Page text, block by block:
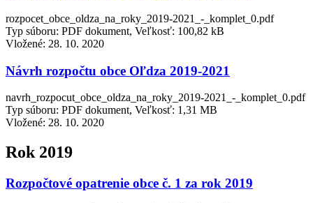
rozpocet_obce_oldza_na_roky_2019-2021_-_komplet_0.pdf
Typ súboru: PDF dokument, Veľkosť: 100,82 kB
Vložené: 28. 10. 2020
Návrh rozpočtu obce Oľdza 2019-2021
navrh_rozpocut_obce_oldza_na_roky_2019-2021_-_komplet_0.pdf
Typ súboru: PDF dokument, Veľkosť: 1,31 MB
Vložené: 28. 10. 2020
Rok 2019
Rozpočtové opatrenie obce č. 1 za rok 2019